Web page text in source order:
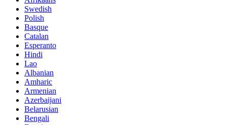
Swedish
Polish
Basque
Catalan
Esperanto
Hindi
Lao
Albanian
Amharic
Armenian
Azerbaijani
Belarusian
Bengali